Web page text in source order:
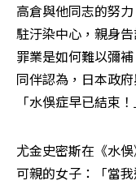
高倉與他同志的努
駐汙染中心，親身
罪業是如何難以彌
同伴認為，日本政
「水俁症早已結束！
尤金史密斯在《水
可親的女子：「當